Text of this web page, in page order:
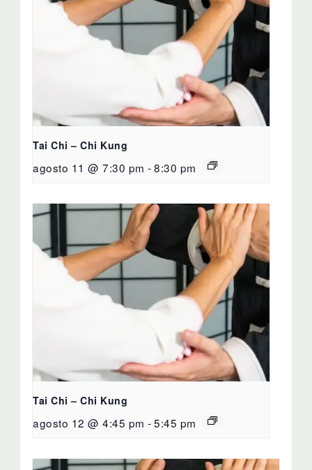
Tai Chi – Chi Kung
agosto 11 @ 7:30 pm -8:30 pm
Tai Chi – Chi Kung
agosto 12 @ 4:45 pm -5:45 pm